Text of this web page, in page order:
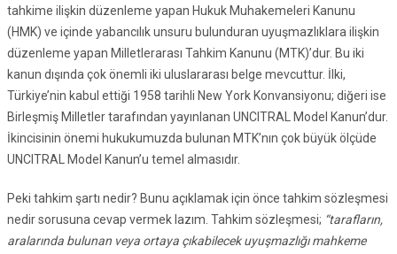
tahkime ilişkin düzenleme yapan Hukuk Muhakemeleri Kanunu
(HMK) ve içinde yabancılık unsuru bulunduran uyuşmazlıklara ilişkin
düzenleme yapan Milletlerarası Tahkim Kanunu (MTK)’dur. Bu iki
kanun dışında çok önemli iki uluslararası belge mevcuttur. İlki,
Türkiye’nin kabul ettiği 1958 tarihli New York Konvansiyonu; diğeri ise
Birleşmiş Milletler tarafından yayınlanan UNCITRAL Model Kanun’dur.
İkincisinin önemi hukukumuzda bulunan MTK’nın çok büyük ölçüde
UNCITRAL Model Kanun’u temel almasıdır.
Peki tahkim şartı nedir? Bunu açıklamak için önce tahkim sözleşmesi
nedir sorusuna cevap vermek lazım. Tahkim sözleşmesi; “tarafların,
aralarında bulunan veya ortaya çıkabilecek uyuşmazlığı mahkeme